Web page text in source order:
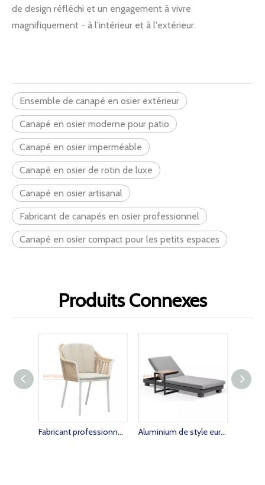
de design réfléchi et un engagement à vivre
magnifiquement - à l'intérieur et à l'extérieur.
Ensemble de canapé en osier extérieur
Canapé en osier moderne pour patio
Canapé en osier imperméable
Canapé en osier de rotin de luxe
Canapé en osier artisanal
Fabricant de canapés en osier professionnel
Canapé en osier compact pour les petits espaces
Produits Connexes
Fabricant professionnel de meubles d'extérieur, chaise en corde pour café Aluminium de style européen Aluminium Sun Sun Lounger avec table d'appoint